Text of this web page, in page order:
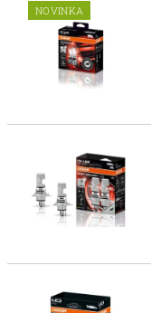
NOVINKA